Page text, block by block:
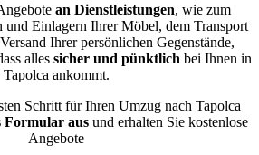
an Dienstleistungen, wie zum
und Einlagern Ihrer Möbel, dem Transport
Ihrer persönlichen Gegenstände,
alles sicher und pünktlich bei Ihnen in
Tapolca ankommt.
Schritt für Ihren Umzug nach Tapolca
Formular ausund erhalten Sie kostenlose
Angebote